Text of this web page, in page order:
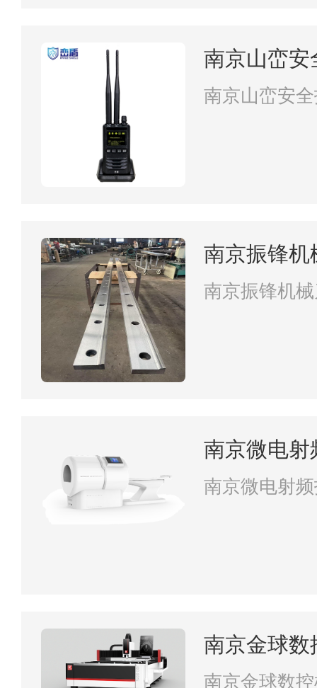
南京山峦安
南京山峦安
南京振锋机
南京振锋机
南京微电射
南京微电射
南京金球数
司
南京金球数